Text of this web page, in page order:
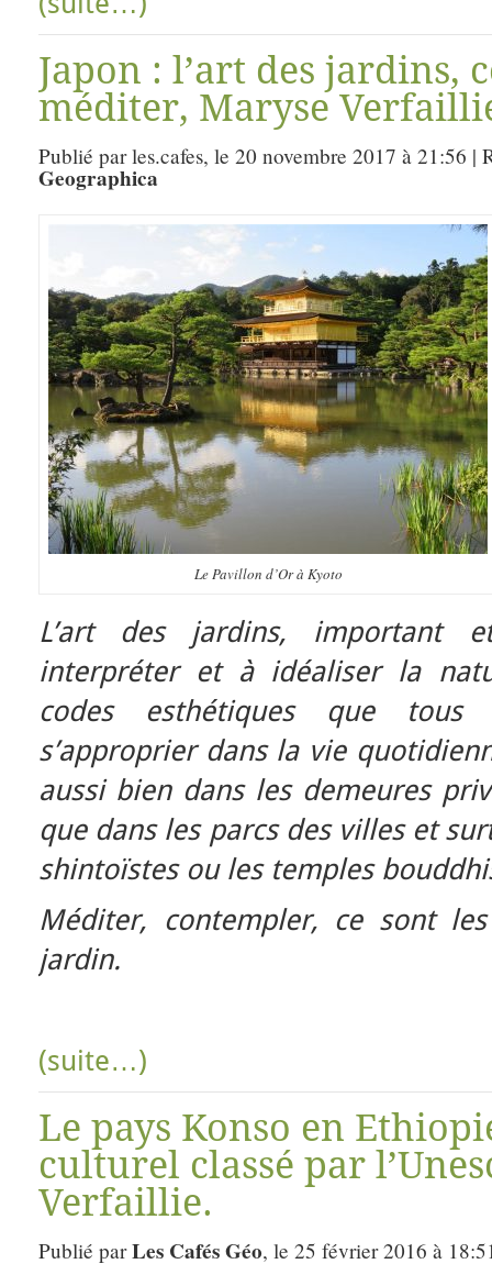
Japon : l’art des jardins,
méditer, Maryse
Publié par les.cafes, le 20 novembre 2017 à 21:56 |
Geographica
Le Pavillon d’Or à Kyoto
L’art des jardins, important
interpréter et à idéaliser la
codes esthétiques que tous
s’approprier dans la vie
aussi bien dans les demeures
que dans les parcs des villes et
shintoïstes ou les temples
Méditer, contempler, ce sont
jardin.
(suite…)
Le pays Konso en
culturel classé par
Verfaillie.
Publié parLes Cafés Géo, le 25 février 2016 à